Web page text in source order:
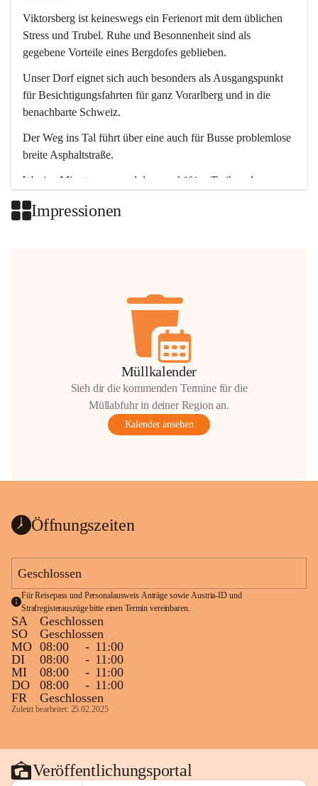
Viktorsberg ist keineswegs ein Ferienort mit dem üblichen
Stress und Trubel. Ruhe und Besonnenheit sind als
gegebene Vorteile eines Bergdofes geblieben.
Unser Dorf eignet sich auch besonders als Ausgangspunkt
für Besichtigungsfahrten für ganz Vorarlberg und in die
benachbarte Schweiz.
Der Weg ins Tal führt über eine auch für Busse problemlose
breite Asphaltstraße.
Wenige Minuten nur, und das geschäftige Treiben der
Impressionen
Müllkalender
Sieh dir die kommenden Termine für die
Müllabfuhr in deiner Region an.
Kalender ansehen
Öffnungszeiten
Geschlossen
Für Reisepass und Personalausweis Anträge sowie Austria-ID und
Strafregisterauszüge bitte einen Termin vereinbaren.
SA
Geschlossen
SO
Geschlossen
MO 08:00 - 11:00
DI
08:00 - 11:00
MI
08:00 - 11:00
DO
08:00 - 11:00
FR
Geschlossen
Zuletzt bearbeitet: 25.02.2025
Veröffentlichungsportal